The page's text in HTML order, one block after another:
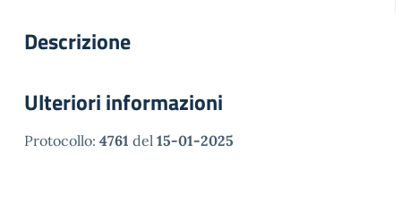
Descrizione
Ulteriori informazioni
Protocollo: 4761 del 15-01-2025